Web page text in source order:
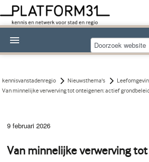
Kennisdossiers
Abonneren
kennisvanstadenregio Nieuwsthema's
Van minnelijke verwerving tot onteigenen: actief
9 februari 2026
Van minnelijke verwerving